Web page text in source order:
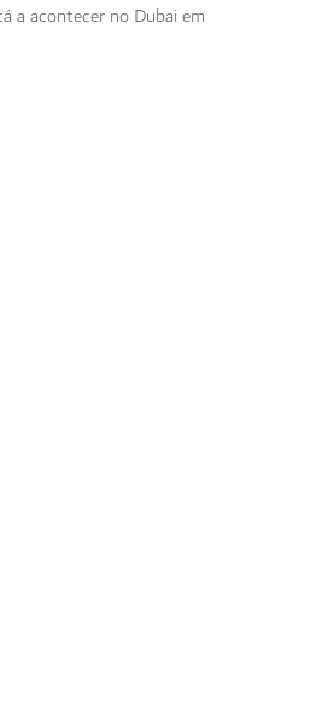
a acontecer no Dubai em